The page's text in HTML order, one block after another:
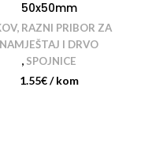
50x50mm
RAZNI PRIBOR ZA
NAMJEŠTAJ I DRVO
, SPOJNICE
1.55€/ kom